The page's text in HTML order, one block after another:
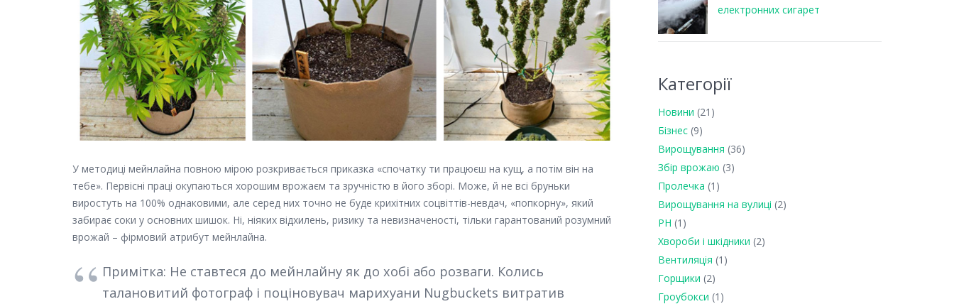
У методиці мейнлайна повною мірою розкривається приказка «спочатку ти працюєш на кущ, а потім він на
тебе». Первісні праці окупаються хорошим врожаєм та зручністю в його зборі. Може, й не всі бруньки
виростуть на 100% однаковими, але серед них точно не буде крихітних соцвіттів-невдач, «попкорну», який
забирає соки у основних шишок. Ні, ніяких відхилень, ризику та невизначеності, тільки гарантований розумний
врожай – фірмовий атрибут мейнлайна.
Примітка: Не ставтеся до мейнлайну як до хобі або розваги. Колись
талановитий фотограф і поціновувач марихуани Nugbuckets витратив
електронних сигарет
Категорії
Новини (21)
Бізнес(9)
Вирощування (36)
Збір врожаю (3)
Пролечка (1)
Вирощування на вулиці (2)
PH (1)
Хвороби і шкідники (2)
Вентиляція (1)
Горщики (2)
Гроубокси (1)